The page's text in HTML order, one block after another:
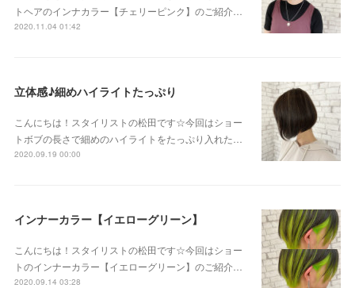
トヘアのインナカラー【チェリーピンク】のご紹介…
2020.11.04 01:42
立体感♪細めハイライトたっぷり
こんにちは！スタイリストの松田です☆今回はショー
トボブの長さで細めのハイライトをたっぷり入れた…
2020.09.19 00:00
インナーカラー【イエローグリーン】
こんにちは！スタイリストの松田です☆今回はショー
トのインナーカラー【イエローグリーン】のご紹介…
2020.09.14 03:28